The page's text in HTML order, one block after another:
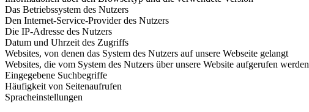
Das Betriebssystem des Nutzers
Den Internet-Service-Provider des Nutzers
Die IP-Adresse des Nutzers
Datum und Uhrzeit des Zugriffs
Websites, von denen das System des Nutzers auf unsere Webseite gelangt
Websites, die vom System des Nutzers über unsere Website aufgerufen werden
Eingegebene Suchbegriffe
Häufigkeit von Seitenaufrufen
Spracheinstellungen